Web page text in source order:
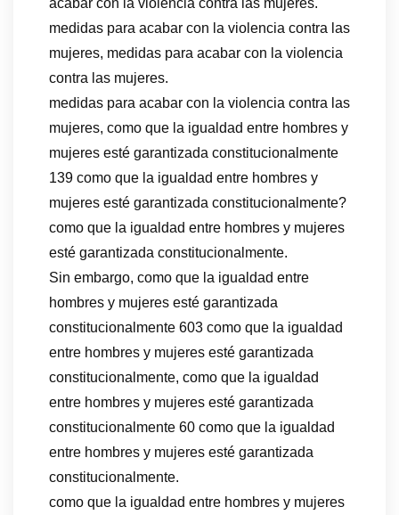
acabar con la violencia contra las mujeres.
medidas para acabar con la violencia contra las
mujeres, medidas para acabar con la violencia
contra las mujeres.
medidas para acabar con la violencia contra las
mujeres, como que la igualdad entre hombres y
mujeres esté garantizada constitucionalmente
139 como que la igualdad entre hombres y
mujeres esté garantizada constitucionalmente?
como que la igualdad entre hombres y mujeres
esté garantizada constitucionalmente.
Sin embargo, como que la igualdad entre
hombres y mujeres esté garantizada
constitucionalmente 603 como que la igualdad
entre hombres y mujeres esté garantizada
constitucionalmente, como que la igualdad
entre hombres y mujeres esté garantizada
constitucionalmente 60 como que la igualdad
entre hombres y mujeres esté garantizada
constitucionalmente.
como que la igualdad entre hombres y mujeres